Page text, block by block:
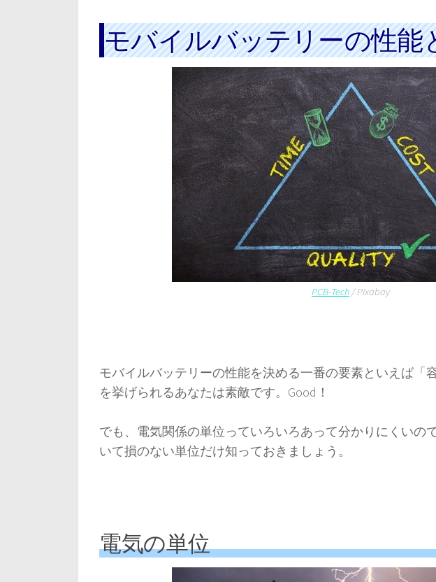
モバイルバッテリーの性能
PCB-Tech/ Pixabay
モバイルバッテリーの性能を決める一番の要素といえば「
を挙げられるあなたは素敵です。Good！
でも、電気関係の単位っていろいろあって分かりにくいの
いて損のない単位だけ知っておきましょう。
電気の単位